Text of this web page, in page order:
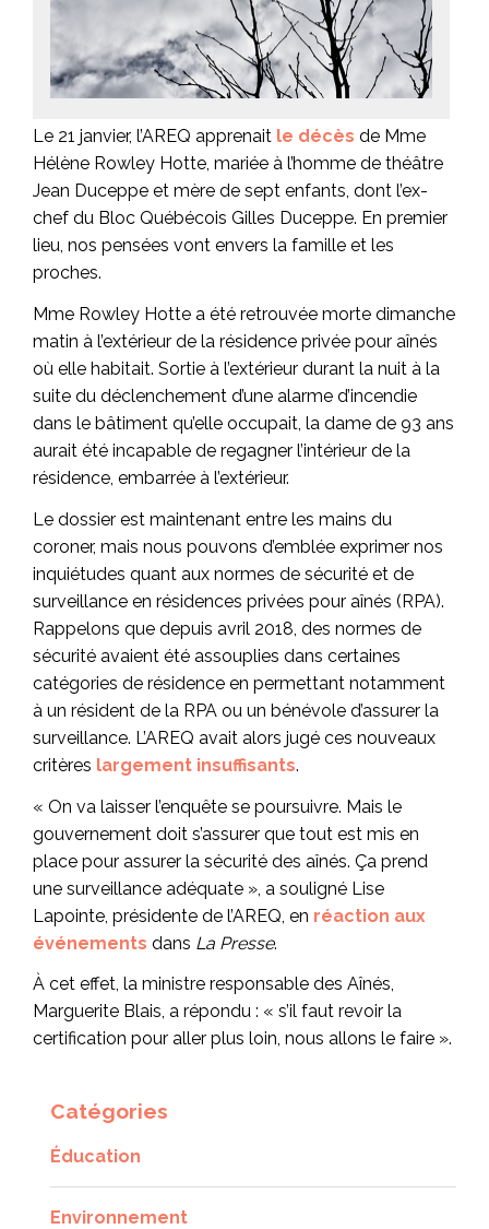
Le 21 janvier, l’AREQ apprenait le décès de Mme
Hélène Rowley Hotte, mariée à l’homme de théâtre
Jean Duceppe et mère de sept enfants, dont l’ex-
chef du Bloc Québécois Gilles Duceppe. En premier
lieu, nos pensées vont envers la famille et les
proches.
Mme Rowley Hotte a été retrouvée morte dimanche
matin à l’extérieur de la résidence privée pour aînés
où elle habitait. Sortie à l’extérieur durant la nuit à la
suite du déclenchement d’une alarme d’incendie
dans le bâtiment qu’elle occupait, la dame de 93 ans
aurait été incapable de regagner l’intérieur de la
résidence, embarrée à l’extérieur.
Le dossier est maintenant entre les mains du
coroner, mais nous pouvons d’emblée exprimer nos
inquiétudes quant aux normes de sécurité et de
surveillance en résidences privées pour aînés (RPA).
Rappelons que depuis avril 2018, des normes de
sécurité avaient été assouplies dans certaines
catégories de résidence en permettant notamment
à un résident de la RPA ou un bénévole d’assurer la
surveillance. L’AREQ avait alors jugé ces nouveaux
critères largement insuffisants.
« On va laisser l’enquête se poursuivre. Mais le
gouvernement doit s’assurer que tout est mis en
place pour assurer la sécurité des aînés. Ça prend
une surveillance adéquate », a souligné Lise
Lapointe, présidente de l’AREQ, en réaction aux
événements dans La Presse.
À cet effet, la ministre responsable des Aînés,
Marguerite Blais, a répondu : « s’il faut revoir la
certification pour aller plus loin, nous allons le faire ».
Catégories
Éducation
Environnement